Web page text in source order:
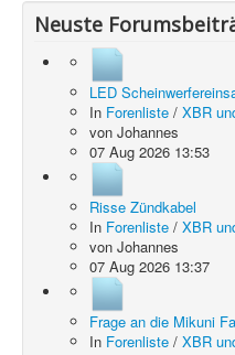
Neuste
LED
In Forenliste / XBR
von Johannes
07 Aug 2026 13:53
Risse Zündkabel
In Forenliste / XBR
von Johannes
07 Aug 2026 13:37
Frage an die Mikuni
In Forenliste / XBR